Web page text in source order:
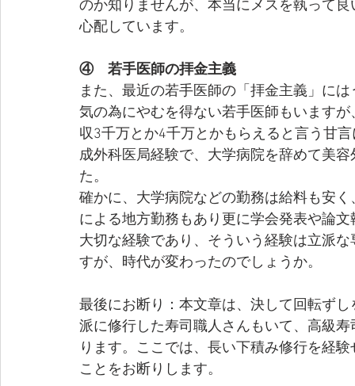
のか知りませんが、本当にメスを執って
心配しています。
④　若手医師の拝金主義
また、最近の若手医師の「拝金主義」に
気の為にやむを得ない若手医師もいます
収3千万とか4千万とかもらえると言う甘
成外科医局経験で、大学病院を辞めて美
た。
確かに、大学病院などの勤務は給料も安
による地方勤務もあり更に学会発表や論
大切な経験であり、そういう経験は立派
すが、時代が変わったのでしょうか。
最後にお断り：本文章は、決して回転ず
派に修行した寿司職人さんもいて、高級
ります。ここでは、長い下積み修行を経
ことをお断りします。